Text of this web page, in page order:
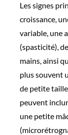
Les signes
croissance,
variable, une
(spasticité),
mains, ainsi
plus souvent
de petite taille
peuvent
une petite